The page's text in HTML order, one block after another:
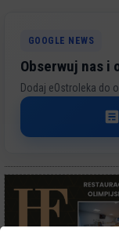
GOOGLE NEWS
Obserwuj nas i
Dodaj eOstroleka do